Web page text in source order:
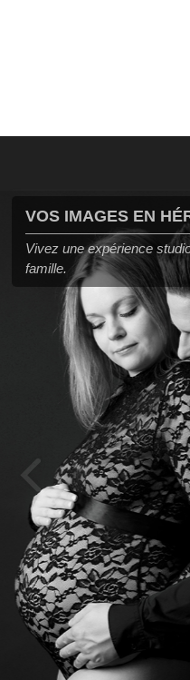
VOS PHOTOS
A travers mon objectif, je